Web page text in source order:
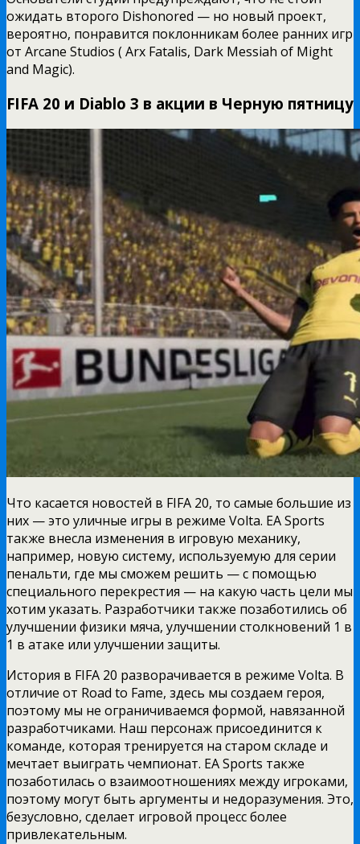
ожидать второго Dishonored — но новый проект,
вероятно, понравится поклонникам более ранних игр
от Arcane Studios ( Arx Fatalis, Dark Messiah of Might
and Magic).
FIFA 20 и Diablo 3 в акции в Черную пятницу
Что касается новостей в FIFA 20, то самые большие из
них — это уличные игры в режиме Volta. EA Sports
также внесла изменения в игровую механику,
например, новую систему, используемую для серии
пенальти, где мы сможем решить — с помощью
специального перекрестия — на какую часть цели мы
хотим указать. Разработчики также позаботились об
улучшении физики мяча, улучшении столкновений 1 в
1 в атаке или улучшении защиты.
История в FIFA 20 разворачивается в режиме Volta. В
отличие от Road to Fame, здесь мы создаем героя,
поэтому мы не ограничиваемся формой, навязанной
разработчиками. Наш персонаж присоединится к
команде, которая тренируется на старом складе и
мечтает выиграть чемпионат. EA Sports также
позаботилась о взаимоотношениях между игроками,
поэтому могут быть аргументы и недоразумения. Это,
безусловно, сделает игровой процесс более
привлекательным.